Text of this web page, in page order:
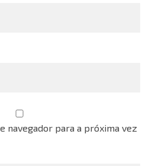
navegador para a próxima vez